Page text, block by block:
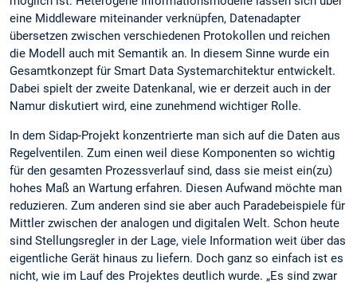
eine Middleware miteinander verknüpfen, Datenadapter
übersetzen zwischen verschiedenen Protokollen und reichen
die Modell auch mit Semantik an. In diesem Sinne wurde ein
Gesamtkonzept für Smart Data Systemarchitektur entwickelt.
Dabei spielt der zweite Datenkanal, wie er derzeit auch in der
Namur diskutiert wird, eine zunehmend wichtiger Rolle.
In dem Sidap-Projekt konzentrierte man sich auf die Daten aus
Regelventilen. Zum einen weil diese Komponenten so wichtig
für den gesamten Prozessverlauf sind, dass sie meist ein(zu)
hohes Maß an Wartung erfahren. Diesen Aufwand möchte man
reduzieren. Zum anderen sind sie aber auch Paradebeispiele für
Mittler zwischen der analogen und digitalen Welt. Schon heute
sind Stellungsregler in der Lage, viele Information weit über das
eigentliche Gerät hinaus zu liefern. Doch ganz so einfach ist es
nicht, wie im Lauf des Projektes deutlich wurde. „Es sind zwar